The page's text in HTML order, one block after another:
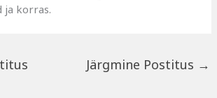
ja korras.
Järgmine Postitus →